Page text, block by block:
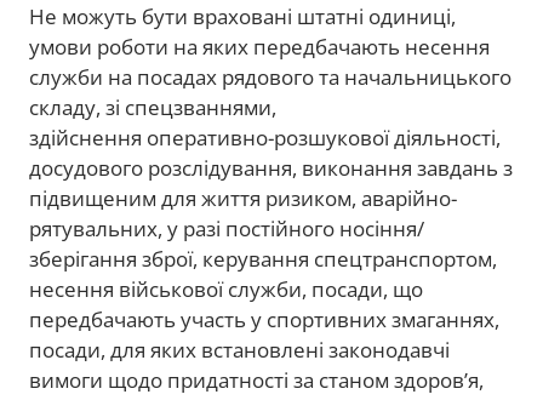
Не можуть бути враховані штатні одиниці,
умови роботи на яких передбачають несення
служби на посадах рядового та начальницького
складу, зі спецзваннями,
здійснення оперативно-розшукової діяльності,
досудового розслідування, виконання завдань з
підвищеним для життя ризиком, аварійно-
рятувальних, у разі постійного носіння/
зберігання зброї, керування спецтранспортом,
несення військової служби, посади, що
передбачають участь у спортивних змаганнях,
посади, для яких встановлені законодавчі
вимоги щодо придатності за станом здоров’я,